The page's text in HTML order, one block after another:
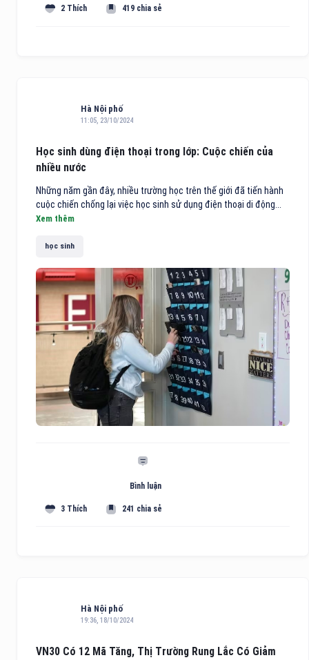
2 Thích 419 chia sẻ
Hà Nội phố
11:05, 23/10/2024
Học sinh dùng điện thoại trong lớp: Cuộc chiến của
nhiều nước
Những năm gần đây, nhiều trường học trên thế giới đã tiến hành
cuộc chiến chống lại việc học sinh sử dụng điện thoại di động...
Xem thêm
học sinh
Bình luận
3 Thích 241 chia sẻ
Hà Nội phố
19:36, 18/10/2024
VN30 Có 12 Mã Tăng, Thị Trường Rung Lắc Có Giảm